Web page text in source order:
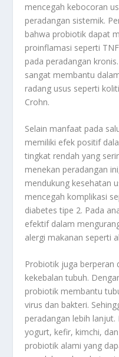
mencegah kebocoran
peradangan sistemik.
bahwa probiotik dapat
proinflamasi seperti
pada peradangan
sangat membantu
radang usus seperti
Crohn.
Selain manfaat pada
memiliki efek positif
tingkat rendah yang
menekan peradangan
mendukung kesehatan
mencegah komplikasi
diabetes tipe 2. Pada
efektif dalam
alergi makanan seperti
Probiotik juga berperan
kekebalan tubuh.
probiotik membantu
virus dan bakteri.
peradangan lebih lanjut.
yogurt, kefir, kimchi,
probiotik alami yang